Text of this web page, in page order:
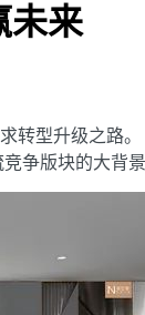
未来
转型升级之路。
争版块的大背